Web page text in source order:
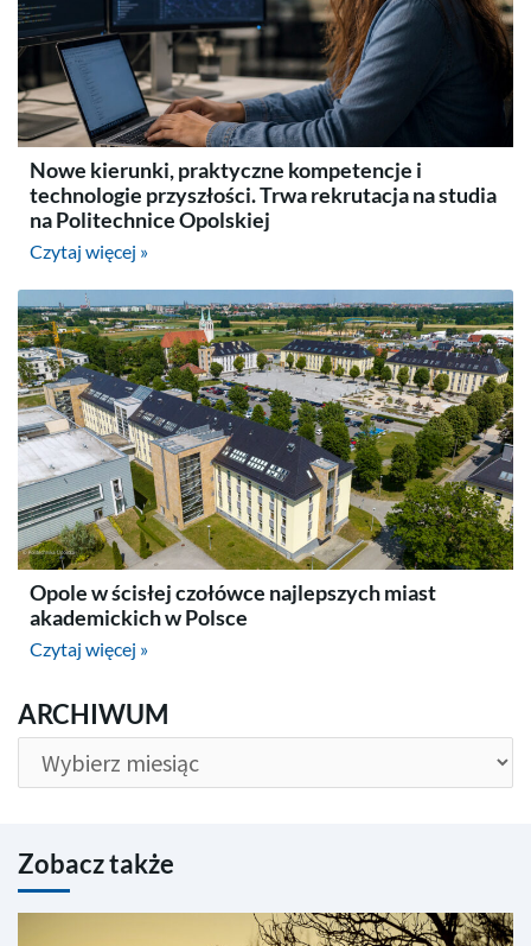
Nowe kierunki, praktyczne kompetencje i
technologie przyszłości. Trwa rekrutacja na studia
na Politechnice Opolskiej
Czytaj więcej »
Opole w ścisłej czołówce najlepszych miast
akademickich w Polsce
Czytaj więcej »
ARCHIWUM
ARCHIWUM
Zobacz także